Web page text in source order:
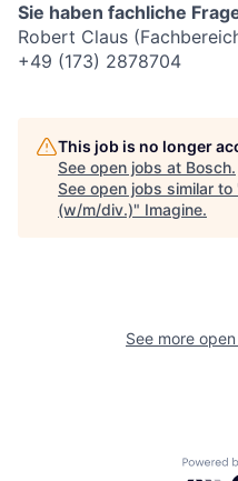
Sie haben fachliche
Robert Claus
+49 (173) 2878704
This job is no longer
See open jobs at Bosch.
See open jobs similar to
(w/m/div.)" Imagine.
See more